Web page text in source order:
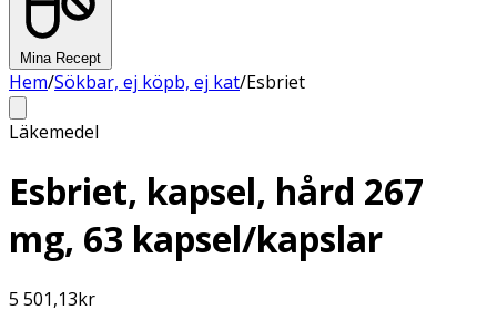
Mina Recept
Hem/Sökbar, ej köpb, ej kat/Esbriet
Läkemedel
Esbriet, kapsel, hård 267
mg, 63 kapsel/kapslar
5 501,13kr